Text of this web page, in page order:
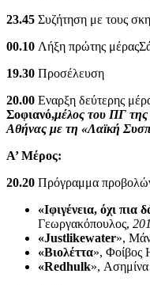
23.45 Συζήτηση με τους
00.10 Λήξη πρώτης
19.30 Προσέλευση
20.00 Εναρξη δεύτερης
Σοφιανό,μέλος του ΠΓ
Αθήνας με τη «Λαϊκή
Α’ Μέρος:
20.20 Πρόγραμμα
«Ιφιγένεια, όχι πια
Γεωργακόπουλος,
«Justlikewater»,
«Βιολέττα», Φοίβος
«Redhulk»,